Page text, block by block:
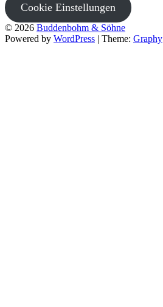
Cookie Einstellungen
© 2026 Buddenbohm & Söhne
Powered by WordPress | Theme: Graphy